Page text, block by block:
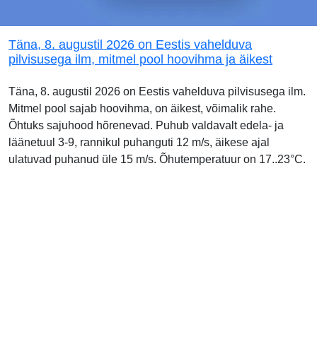
Täna, 8. augustil 2026 on Eestis vahelduva
pilvisusega ilm, mitmel pool hoovihma ja äikest
Täna, 8. augustil 2026 on Eestis vahelduva pilvisusega ilm.
Mitmel pool sajab hoovihma, on äikest, võimalik rahe.
Õhtuks sajuhood hõrenevad. Puhub valdavalt edela- ja
läänetuul 3-9, rannikul puhanguti 12 m/s, äikese ajal
ulatuvad puhanud üle 15 m/s. Õhutemperatuur on 17..23°C.